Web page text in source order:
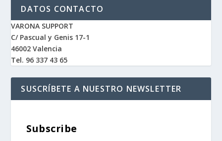
DATOS CONTACTO
VARONA SUPPORT
C/ Pascual y Genis 17-1
46002 Valencia
Tel. 96 337 43 65
SUSCRÍBETE A NUESTRO NEWSLETTER
Subscribe